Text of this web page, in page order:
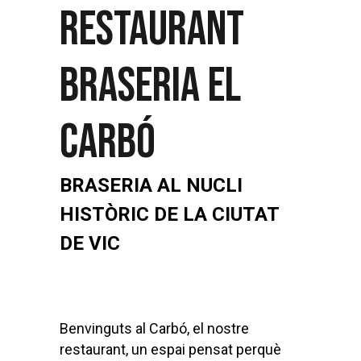
RESTAURANT
BRASERIA EL
CARBÓ
BRASERIA AL NUCLI
HISTÒRIC DE LA CIUTAT
DE VIC
Benvinguts al Carbó, el nostre
restaurant, un espai pensat perquè